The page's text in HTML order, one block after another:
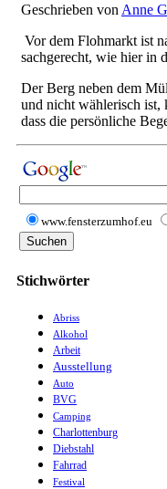
Geschrieben von Anne
Vor dem Flohmarkt ist
sachgerecht, wie hier in
Der Berg neben dem
und nicht wählerisch ist,
dass die persönliche
www.fensterzumhof.eu
Stichwörter
Abriss
Alkohol
Arbeit
Ausstellung
Auto
BVG
Camping
Charlottenburg
Diebstahl
Fahrrad
Festival